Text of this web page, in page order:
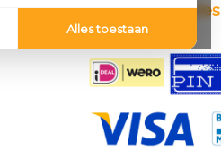
Betaalmethodes
Alles toestaan